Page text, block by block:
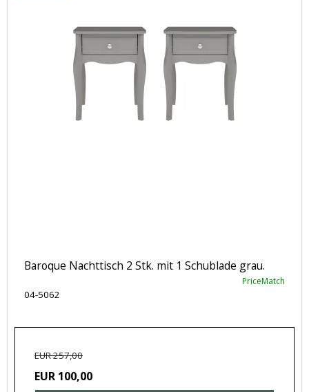
Baroque Nachttisch 2 Stk. mit 1 Schublade grau.
PriceMatch
04-5062
EUR 257,00
EUR 100,00